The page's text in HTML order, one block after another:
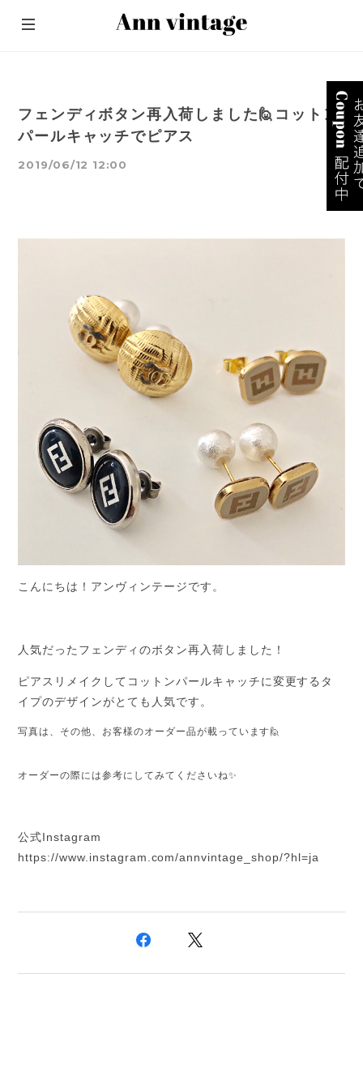
フェンディボタン再入荷しました🙋コットン
パールキャッチでピアス
2019/06/12 12:00
こんにちは！アンヴィンテージです。
人気だったフェンディのボタン再入荷しました！
ピアスリメイクしてコットンパールキャッチに変更するタ
イプのデザインがとても人気です。
写真は、その他、お客様のオーダー品が載っています🙋
オーダーの際には参考にしてみてくださいね✨
公式Instagram
https://www.instagram.com/annvintage_shop/?hl=ja